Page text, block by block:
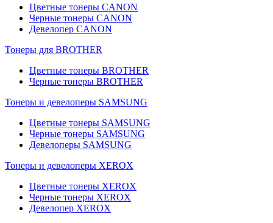
Цветные тонеры CANON
Черные тонеры CANON
Девелопер CANON
Тонеры для BROTHER
Цветные тонеры BROTHER
Черные тонеры BROTHER
Тонеры и девелоперы SAMSUNG
Цветные тонеры SAMSUNG
Черные тонеры SAMSUNG
Девелоперы SAMSUNG
Тонеры и девелоперы XEROX
Цветные тонеры XEROX
Черные тонеры XEROX
Девелопер XEROX